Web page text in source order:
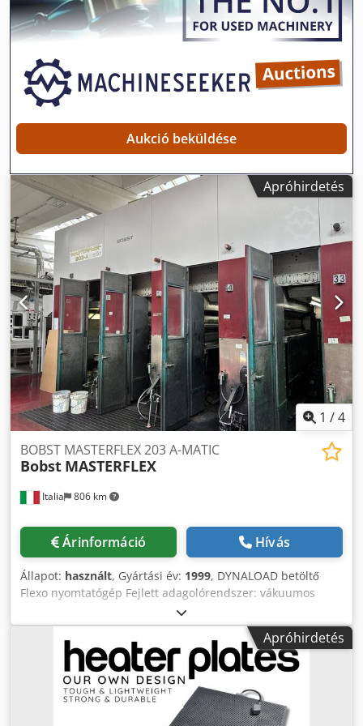
perc * Nyomtatási méret: 1290mm * Lapméret 2500x9999
Djdpfx Aiou T I Npe Ieck A nyomtató szinte új. Azonnal
Aukció beküldése
Apróhirdetés
1 /4
Italia 806 km
BOBST MASTERFLEX 203 A-MATIC
Bobst MASTERFLEX
Árinformáció Hívás
Állapot: használt, Gyártási év: 1999, DYNALOAD betöltő
Flexo nyomtatógép Fejlett adagolórendszer: vákuumos
adagolószalag ionizációs ívtisztítóval a maximális
pontosság és a tisztítás támogatása érdekében. 6 alsó flexo
nyomtatóegység: Absolute Carbon lehúzókések kamrákkal
felszerelve Sokoldalú anilox konfiguráció: 4 egység 2 anilox
hengerrel a fedélzeten 2 egység 3 anilox hengerrel a
fedélzeten Félautomata anilox csere: hengeremelő
pantográffal, a beállítási idők csökkentése és a
Apróhirdetés